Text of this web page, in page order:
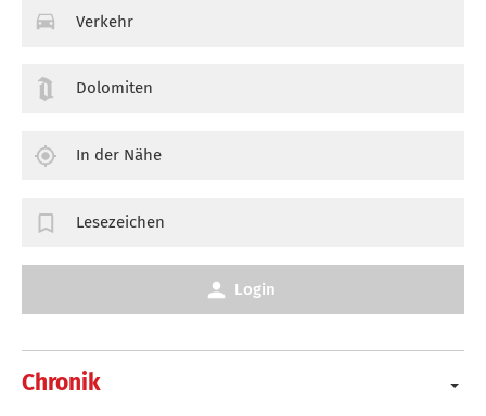
Chronik
Verkehr
Dolomiten
In der Nähe
Lesezeichen
Login